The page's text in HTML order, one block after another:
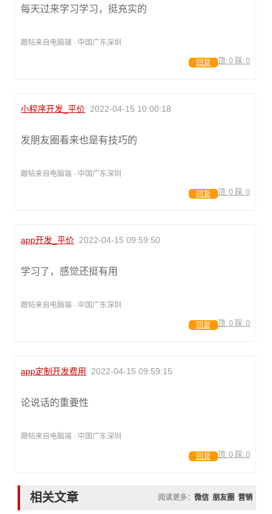
每天过来学习学习，挺充实的
跟帖来自电脑端 · 中国广东深圳
顶: 0 踩: 0
回复
小程序开发_平价 2022-04-15 10:00:18
发朋友圈看来也是有技巧的
跟帖来自电脑端 · 中国广东深圳
顶: 0 踩: 0
回复
app开发_平价 2022-04-15 09:59:50
学习了，感觉还挺有用
跟帖来自电脑端 · 中国广东深圳
顶: 0 踩: 0
回复
app定制开发费用 2022-04-15 09:59:15
论说话的重要性
跟帖来自电脑端 · 中国广东深圳
顶: 0 踩: 0
回复
相关文章 阅读更多： 微信 朋友圈 营销